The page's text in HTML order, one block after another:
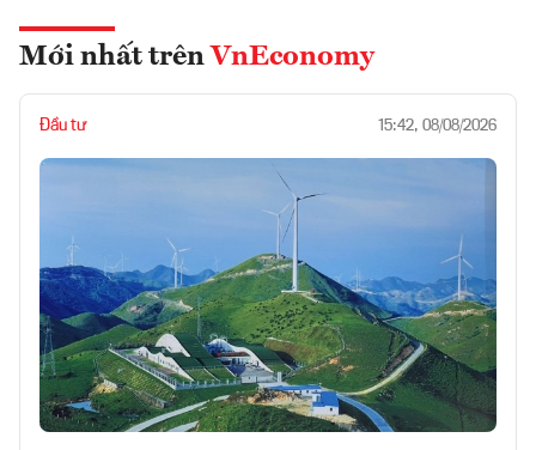
Mới nhất trên VnEconomy
Đầu tư 15:42, 08/08/2026